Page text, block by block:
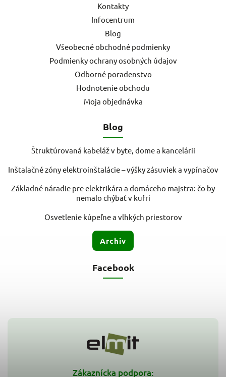
Zákaznícka podpora:
Kontakty
Infocentrum
Blog
Všeobecné obchodné podmienky
Podmienky ochrany osobných údajov
Odborné poradenstvo
Hodnotenie obchodu
Moja objednávka
Blog
Štruktúrovaná kabeláž v byte, dome a kancelárii
Inštalačné zóny elektroinštalácie – výšky zásuviek a vypínačov
Základné náradie pre elektrikára a domáceho majstra: čo by
nemalo chýbať v kufri
Osvetlenie kúpeľne a vlhkých priestorov
Archív
Facebook